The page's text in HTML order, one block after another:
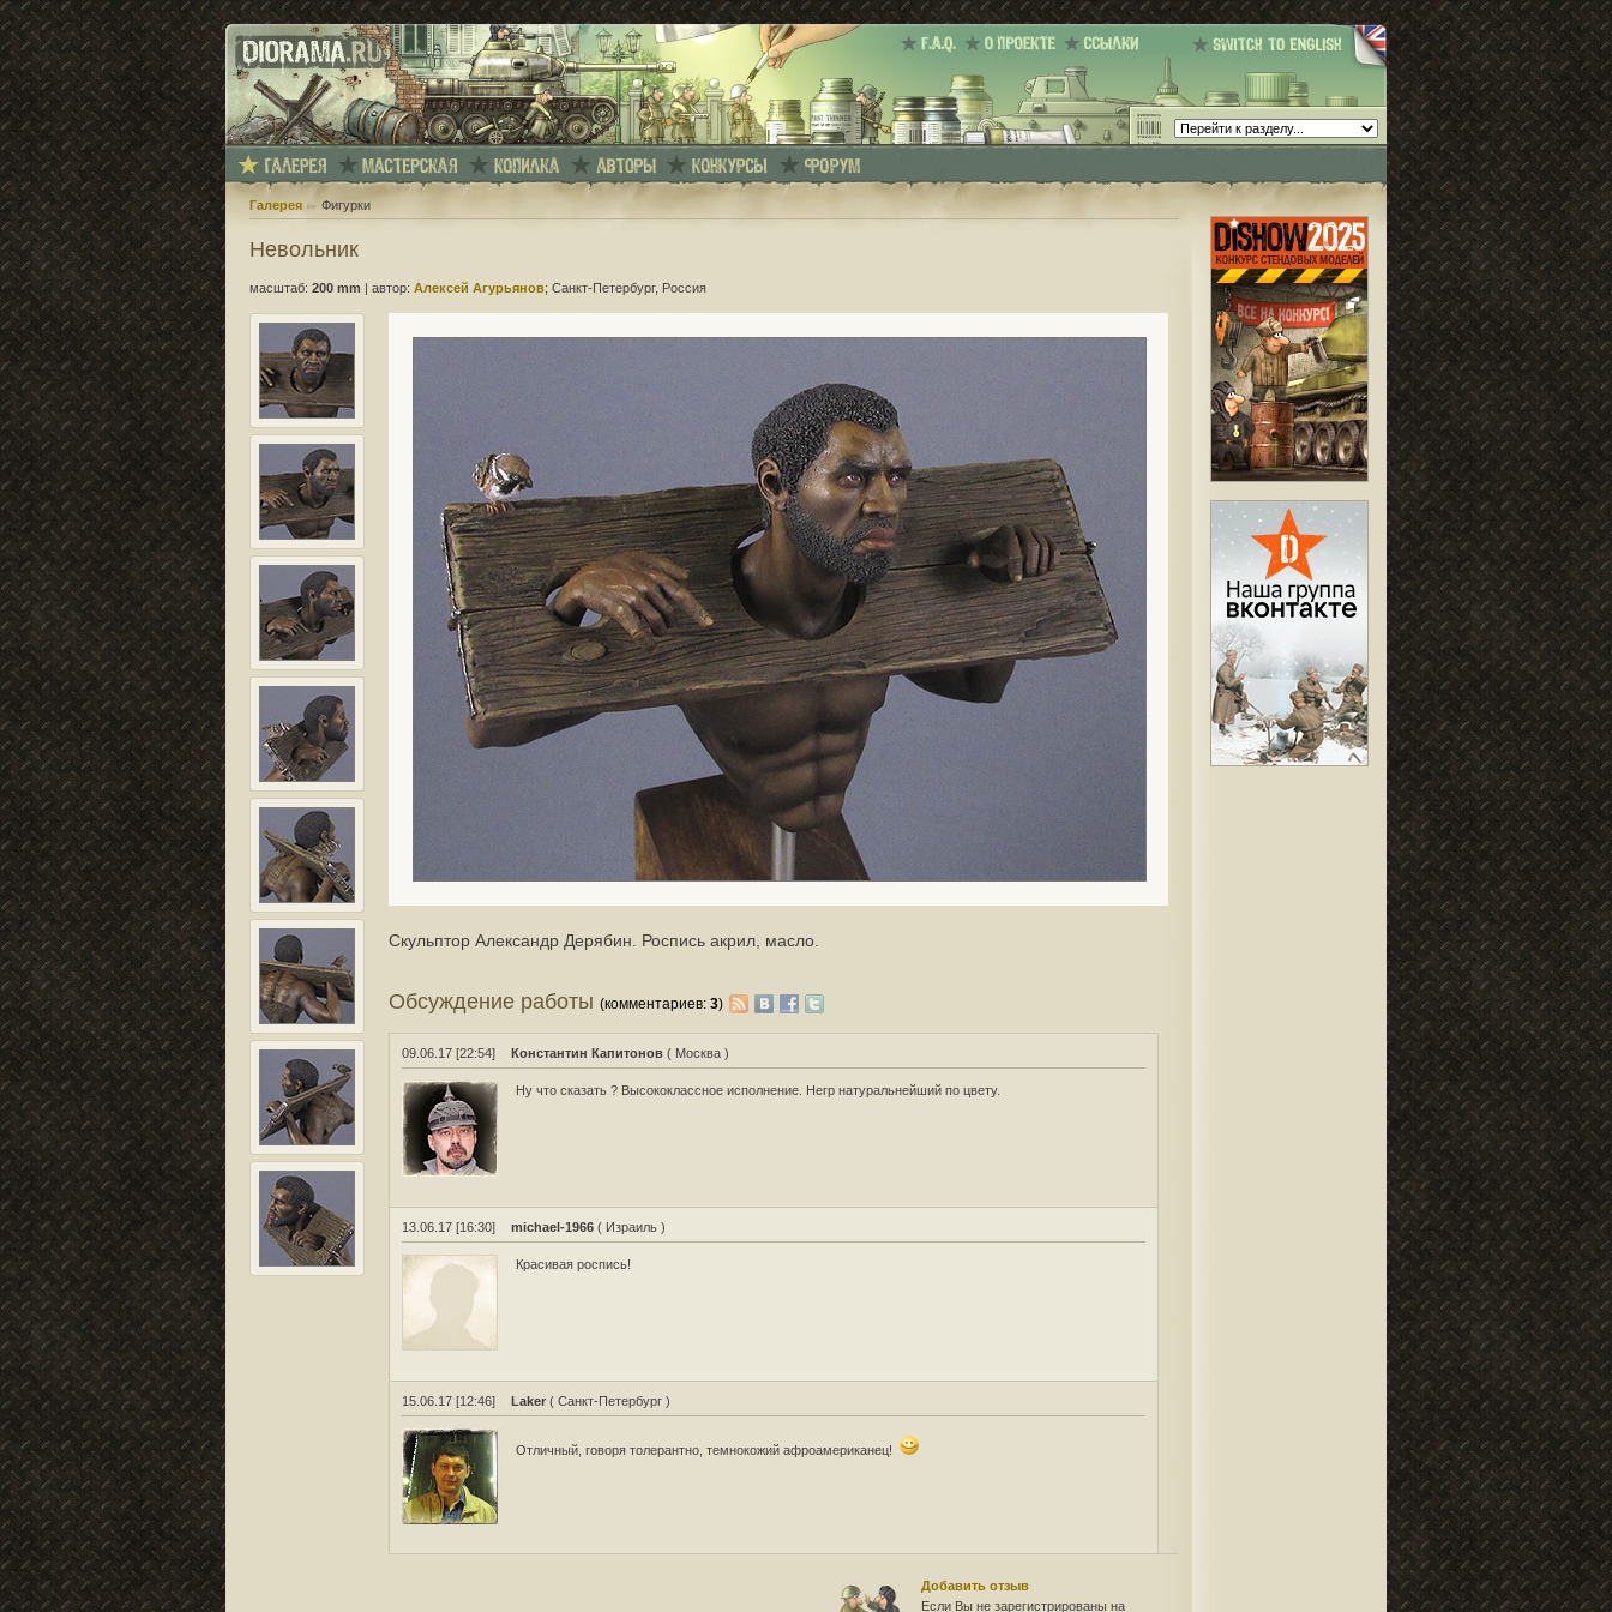
Галерея Фигурки
Невольник
масштаб: 200 mm автор: Алексей Агурьянов; Санкт-Петербург, Россия
Скульптор Александр Дерябин. Роспись акрил, масло.
Обсуждение работы(комментариев:3)
09.06.17 [22:54] Константин Капитонов ( Москва )
Ну что сказать ? Высококлассное исполнение. Негр натуральнейший по цвету.
13.06.17 [16:30] michael-1966 ( Израиль )
Красивая роспись!
15.06.17 [12:46] Laker ( Санкт-Петербург )
Отличный, говоря толерантно, темнокожий афроамериканец!
Добавить отзыв
Если Вы не зарегистрированы на